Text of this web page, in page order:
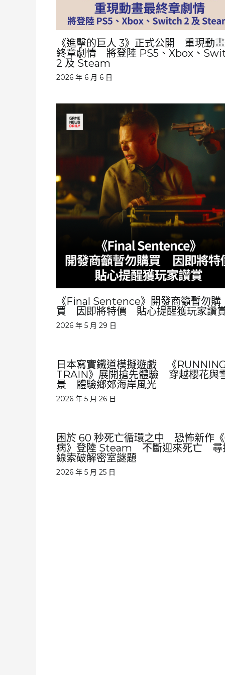
《進擊的巨人 3》正式公開 重現動
終章劇情 將登陸 PS5、Xbox、
2 及 Steam
2026 年 6 月 6 日
《Final Sentence》開發商籲暫勿購
買 因即將特價 貼心提醒獲玩家讚
2026 年 5 月 29 日
日本寫實鐵道模擬遊戲 《
TRAIN》展開搶先體驗 穿越櫻花與
景 體驗鄉郊海岸風光
2026 年 5 月 26 日
困於 60 秒死亡循環之中 恐怖新作
病》登陸 Steam 不斷迎來死亡 尋
線索破解密室謎題
2026 年 5 月 25 日